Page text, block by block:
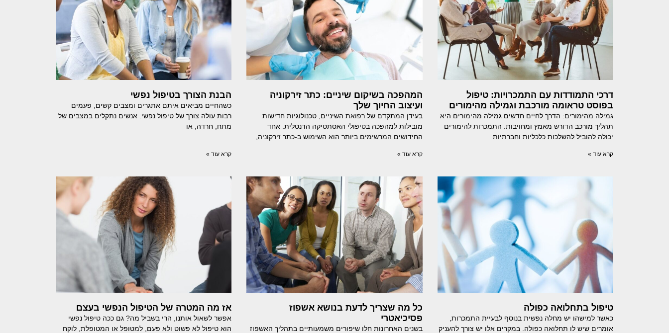
דרכי התמודדות עם התמכרויות: טיפול
בפוסט טראומה מורכבת וגמילה מהימורים
גמילה מהימורים: הדרך לחיים חדשים גמילה מהימורים היא
תהליך מורכב הדורש מאמץ ומחויבות. התמכרות להימורים
יכולה להוביל להשלכות כלכליות וחברתיות
קרא עוד »
המהפכה בשיקום שיניים: כתר זירקוניה
ועיצוב החיוך שלך
בעידן המתקדם של רפואת השיניים, טכנולוגיות חדישות
מובילות למהפכה בטיפולי האסתטיקה הדנטלית. אחד
החידושים המרשימים ביותר הוא השימוש ב-כתר זירקוניה,
קרא עוד »
הבנת הצורך בטיפול נפשי
כשהחיים מביאים איתם אתגרים ומצבים קשים, פעמים
רבות עולה צורך של טיפול נפשי. אנשים נתקלים במצבים של
מתח, חרדה, או
קרא עוד »
טיפול בתחלואה כפולה
כאשר למישהו יש מחלה נפשית בנוסף לבעיית התמכרות,
אומרים שיש לו תחלואה כפולה. במקרים אלו יש צורך להעניק
כל מה שצריך לדעת בנושא אשפוז
פסיכיאטרי
בשנים האחרונות חלו שיפורים משמעותיים בתהליך האשפוז
אז מה המטרה של הטיפול הנפשי בעצם
אפשר לשאול אותנו, הרי בשביל מה? גם ככה טיפול נפשי
הוא טיפול לא פשוט ולא פעם, למטופל או המטופלת, לוקח